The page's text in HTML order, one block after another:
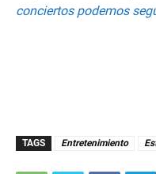
conciertos podemos
TAGS Entretenimiento